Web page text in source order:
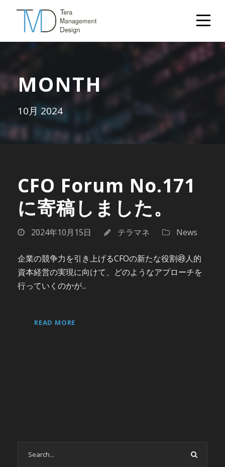
MONTH
10月 2024
CFO Forum No.171
に寄稿しました。
2024年10月15日 テラマネ News
企業の競争力を引き上げるCFOの新たな役割㊾人的
資本経営の実現に向けて、どのようなアプローチを
行っていくのかが...
READ MORE